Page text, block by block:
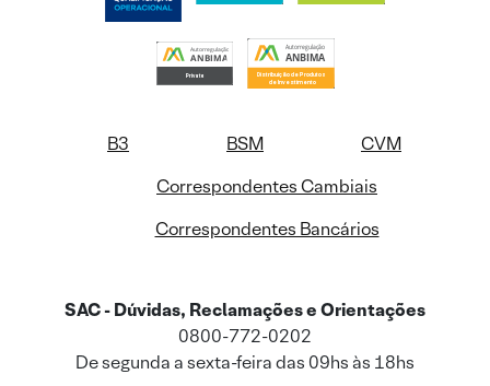
B3 BSM
CVM
Correspondentes Cambiais
Correspondentes Bancários
SAC - Dúvidas, Reclamações e Orientações
0800-772-0202
De segunda a sexta-feira das 09hs às 18hs